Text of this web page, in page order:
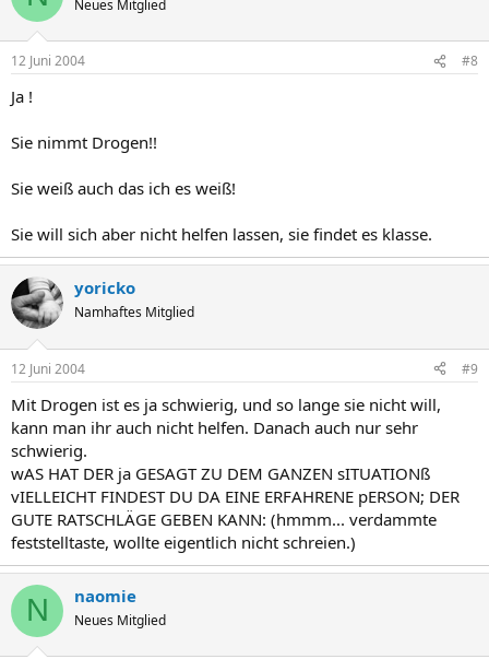
Neues Mitglied
12 Juni 2004 #8
Ja !
Sie nimmt Drogen!!
Sie weiß auch das ich es weiß!
Sie will sich aber nicht helfen lassen, sie findet es klasse.
yoricko
Namhaftes Mitglied
12 Juni 2004 #9
Mit Drogen ist es ja schwierig, und so lange sie nicht will,
kann man ihr auch nicht helfen. Danach auch nur sehr
schwierig.
wAS HAT DER ja GESAGT ZU DEM GANZEN sITUATIONß
vIELLEICHT FINDEST DU DA EINE ERFAHRENE pERSON; DER
GUTE RATSCHLÄGE GEBEN KANN: (hmmm... verdammte
feststelltaste, wollte eigentlich nicht schreien.)
N naomie
Neues Mitglied